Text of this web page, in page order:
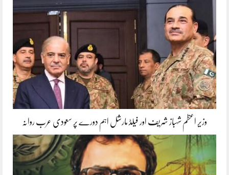
وزیر اعظم شہباز شریف اور فیلڈ مارشل اہم دورے پر سعودی عرب روانہ